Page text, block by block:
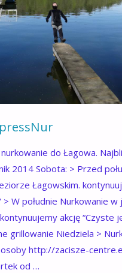
do Łagowa.
2014 Sobota: > Przed
Łagowskim.
> W południe Nurkowanie
akcję “Czyste
grillowanie Niedziela >
osoby http://zacisze-
od …